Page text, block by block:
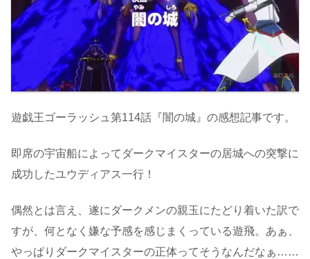
遊戯王ゴーラッシュ第114話『闇の城』の感想記事です。
即席の宇宙船によってダークマイスターの居城への突撃に
成功したユウディアス一行！
偶然とは言え、遂にダークメンの親玉にたどり着いた訳で
すが、何となく嫌な予感を感じまくっている遊飛。あぁ、
やっぱりダークマイスターの正体ってそうなんだなぁ……